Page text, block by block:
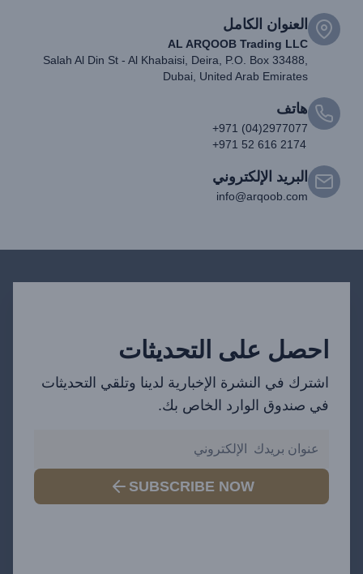
العنوان الكامل
AL ARQOOB Trading LLC
Salah Al Din St - Al Khabaisi, Deira, P.O. Box 33488,
Dubai, United Arab Emirates
هاتف
+971 (04)2977077
+971 52 616 2174
البريد الإلكتروني
info@arqoob.com
احصل على التحديثات
اشترك في النشرة الإخبارية لدينا وتلقي التحديثات
في صندوق الوارد الخاص بك.
SUBSCRIBE NOW